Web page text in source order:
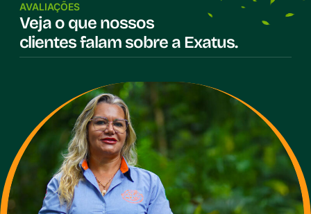
AVALIAÇÕES
Veja o que nossos
clientes falam sobre a Exatus.